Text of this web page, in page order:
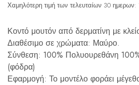
Χαμηλότερη τιμή των τελευταίων 30 ημερων:
Κοντό μουτόν από δερματίνη με
Διαθέσιμο σε χρώματα: Μαύρο.
Σύνθεση: 100% Πολυουρεθάνη
(φόδρα)
Εφαρμογή: Το μοντέλο φοράει